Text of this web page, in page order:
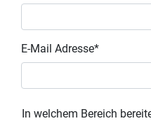
E-Mail Adresse*
In welchem Bereich